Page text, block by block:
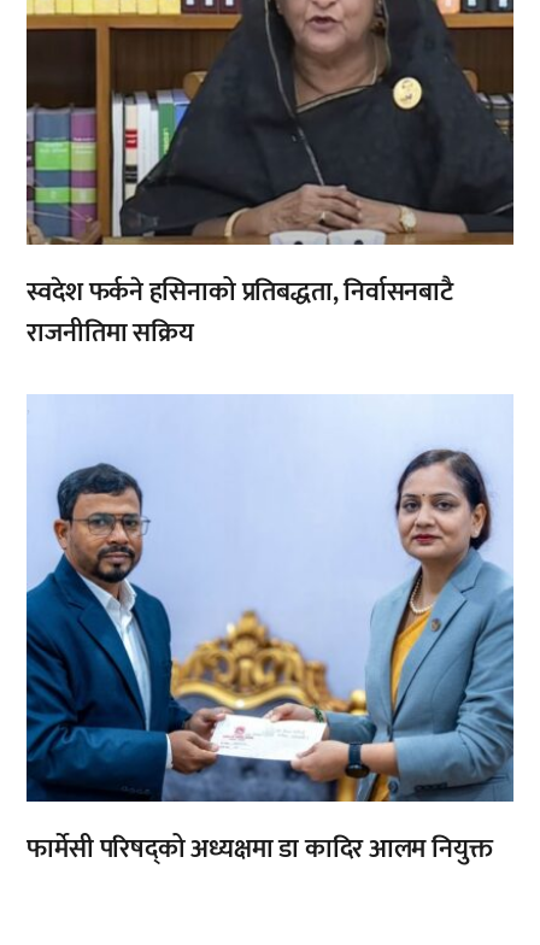
स्वदेश फर्कने हसिनाको प्रतिबद्धता, निर्वासनबाटै
राजनीतिमा सक्रिय
,
फार्मेसी परिषद्को अध्यक्षमा डा कादिर आलम नियुक्त